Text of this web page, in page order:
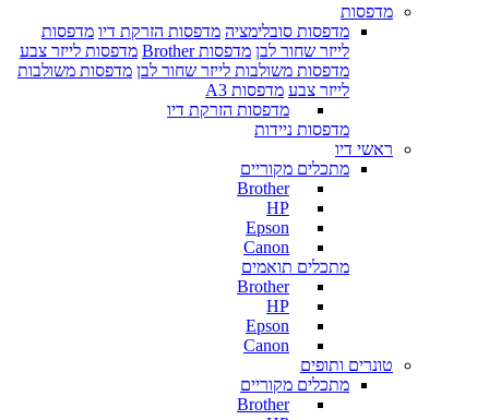
מדפסות
מדפסות סובלימציה מדפסות הזרקת דיו מדפסות
לייזר שחור לבן מדפסות Brother
מדפסות לייזר צבע
מדפסות משולבות לייזר שחור לבן מדפסות משולבות
לייזר צבע מדפסות A3
מדפסות הזרקת דיו
מדפסות ניידות
ראשי דיו
מתכלים מקוריים
Brother
HP
Epson
Canon
מתכלים תואמים
Brother
HP
Epson
Canon
טונרים ותופים
מתכלים מקוריים
Brother